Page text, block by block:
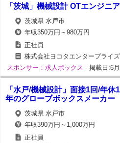
「茨城」機械設計 OTエンジニア
茨城県 水戸市
年収350万円～980万円
正社員
株式会社ヨコタエンタープライズ
スポンサー：求人ボックス - 掲載日:6
「水戸/機械設計」面接1回/年
年のグローブボックスメーカー
茨城県 水戸市
年収390万円～1,000万円
正社員